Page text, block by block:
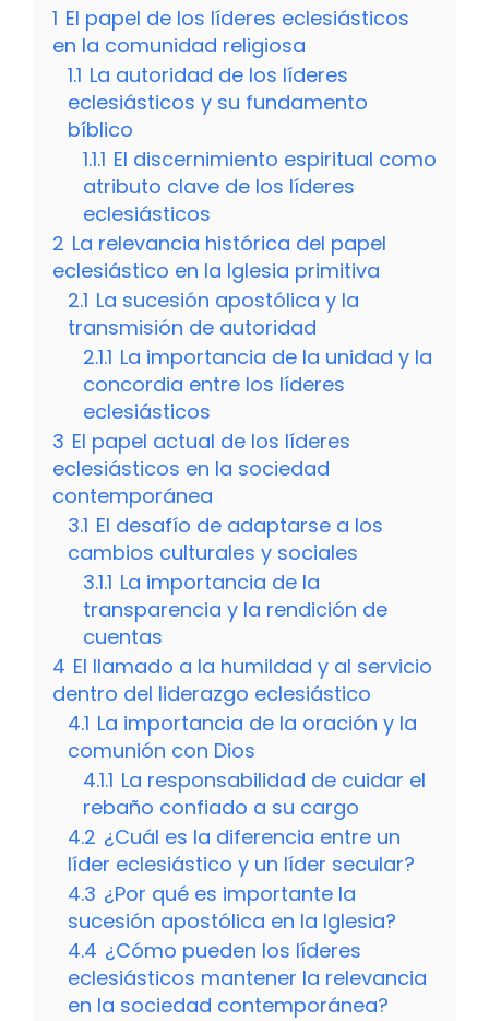
1 El papel de los líderes eclesiásticos
en la comunidad religiosa
1.1 La autoridad de los líderes
eclesiásticos y su fundamento
bíblico
1.1.1 El discernimiento espiritual como
atributo clave de los líderes
eclesiásticos
2 La relevancia histórica del papel
eclesiástico en la Iglesia primitiva
2.1 La sucesión apostólica y la
transmisión de autoridad
2.1.1 La importancia de la unidad y la
concordia entre los líderes
eclesiásticos
3 El papel actual de los líderes
eclesiásticos en la sociedad
contemporánea
3.1 El desafío de adaptarse a los
cambios culturales y sociales
3.1.1 La importancia de la
transparencia y la rendición de
cuentas
4 El llamado a la humildad y al servicio
dentro del liderazgo eclesiástico
4.1 La importancia de la oración y la
comunión con Dios
4.1.1 La responsabilidad de cuidar el
rebaño confiado a su cargo
4.2 ¿Cuál es la diferencia entre un
líder eclesiástico y un líder secular?
4.3 ¿Por qué es importante la
sucesión apostólica en la Iglesia?
4.4 ¿Cómo pueden los líderes
eclesiásticos mantener la relevancia
en la sociedad contemporánea?